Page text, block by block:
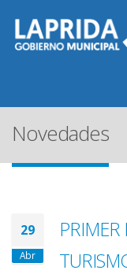
Novedades
29
Abr